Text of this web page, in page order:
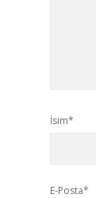
İsim*
E-Posta*